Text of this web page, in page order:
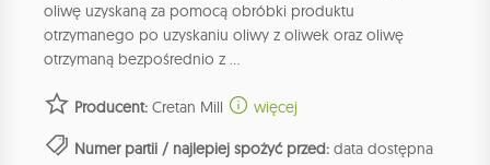
oliwę uzyskaną za pomocą obróbki produktu
otrzymanego po uzyskaniu oliwy z oliwek oraz oliwę
otrzymaną bezpośrednio z ...
Producent: Cretan Mill więcej
Numer partii / najlepiej spożyć przed: data dostępna